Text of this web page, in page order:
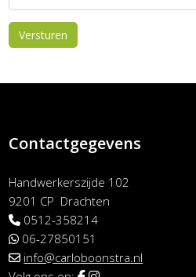
Versturen
Contactgegevens
Handwerkerszijde 102
9201 CP Drachten
0512-358214
06-27850151
info@carloboonstra.nl